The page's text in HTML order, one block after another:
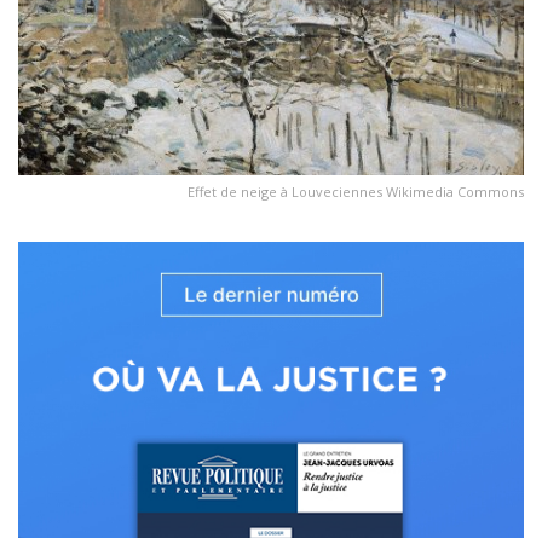
Effet de neige à Louveciennes Wikimedia Commons